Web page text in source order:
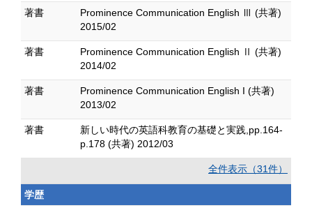
著書
Prominence Communication English Ⅲ (共著)
2015/02
著書
Prominence Communication English Ⅱ (共著)
2014/02
著書
Prominence Communication English I (共著)
2013/02
著書
新しい時代の英語科教育の基礎と実践,pp.164-
p.178 (共著) 2012/03
全件表示（31件）
学歴